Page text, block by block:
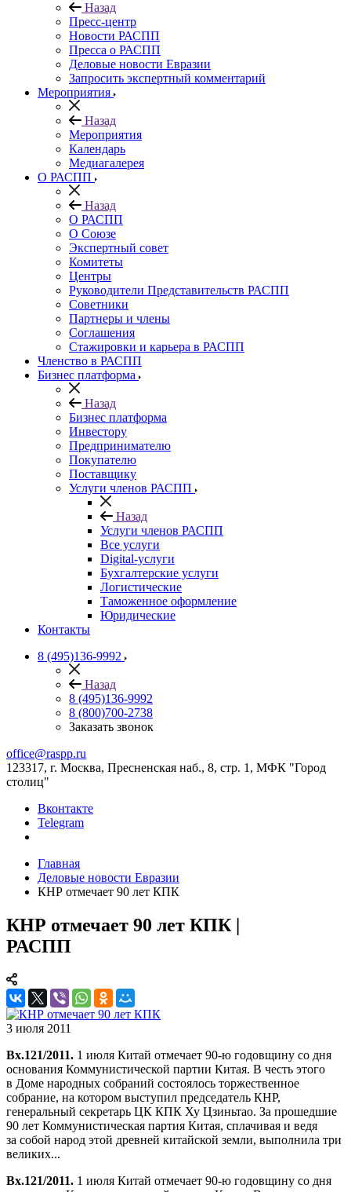
Назад
Пресс-центр
Новости РАСПП
Пресса о РАСПП
Деловые новости Евразии
Запросить экспертный комментарий
Мероприятия
Назад
Мероприятия
Календарь
Медиагалерея
О РАСПП
Назад
О РАСПП
О Союзе
Экспертный совет
Комитеты
Центры
Руководители Представительств РАСПП
Советники
Партнеры и члены
Соглашения
Стажировки и карьера в РАСПП
Членство в РАСПП
Бизнес платформа
Назад
Бизнес платформа
Инвестору
Предпринимателю
Покупателю
Поставщику
Услуги членов РАСПП
Назад
Услуги членов РАСПП
Все услуги
Digital-услуги
Бухгалтерские услуги
Логистические
Таможенное оформление
Юридические
Контакты
8 (495)136-9992
Назад
8 (495)136-9992
8 (800)700-2738
Заказать звонок
office@raspp.ru
123317, г. Москва, Пресненская наб., 8, стр. 1, МФК "Город
столиц"
Вконтакте
Telegram
Главная
Деловые новости Евразии
КНР отмечает 90 лет КПК
КНР отмечает 90 лет КПК |
РАСПП
3 июля 2011
Вх.121/2011. 1 июля Китай отмечает 90-ю годовщину со дня
основания Коммунистической партии Китая. В честь этого
в Доме народных собраний состоялось торжественное
собрание, на котором выступил председатель КНР,
генеральный секретарь ЦК КПК Ху Цзиньтао. За прошедшие
90 лет Коммунистическая партия Китая, сплачивая и ведя
за собой народ этой древней китайской земли, выполнила три
великих...
Вх.121/2011. 1 июля Китай отмечает 90-ю годовщину со дня